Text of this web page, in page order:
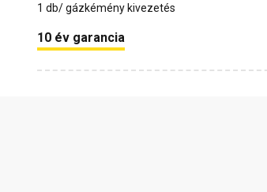
1 db/ gázkémény kivezetés
10 év garancia